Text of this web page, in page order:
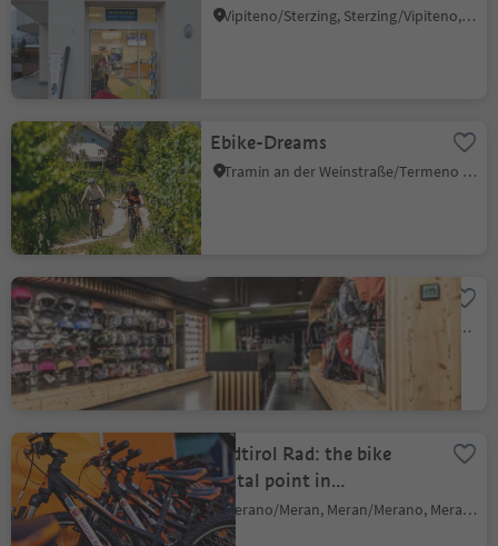
Vipiteno/Sterzing, Sterzing/Vipiteno, Sterzing/Vipiteno and environs
Ebike-Dreams
Tramin an der Weinstraße/Termeno sulla Strada del Vino, Alto Adige Wine Road
Flex Sports
Nova Ponente Centro/Deutschnofen Dorf, Deutschnofen/Nova Ponente, Dolomites Region Eggental
Südtirol Rad: the bike
rental point in
Meran/Merano
Merano/Meran, Meran/Merano, Meran/Merano and environs